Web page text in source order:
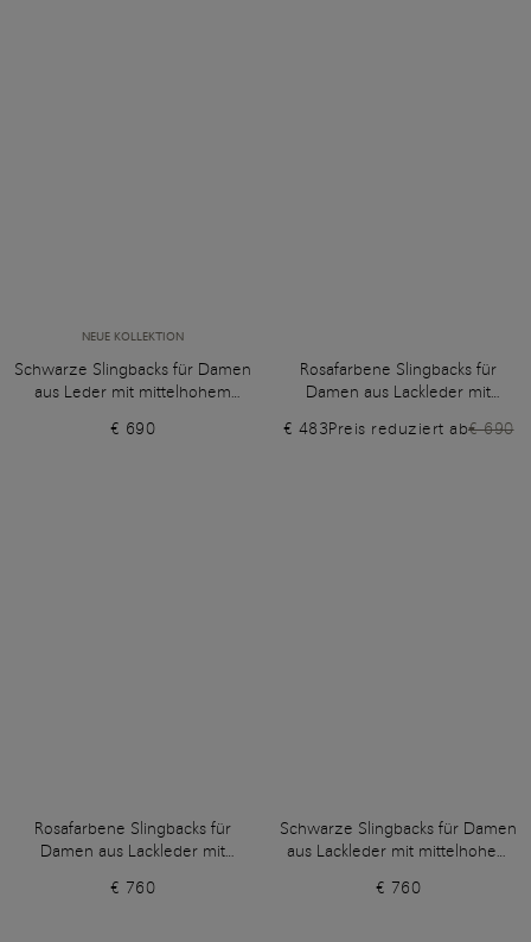
NEUE KOLLEKTION
Schwarze Slingbacks für Damen
aus Leder mit mittelhohem
€ 690
Rosafarbene Slingbacks für
Damen aus Lackleder mit
€ 483Preis reduziert ab€ 690
Rosafarbene Slingbacks für
Damen aus Lackleder mit
€ 760
Schwarze Slingbacks für Damen
aus Lackleder mit mittelhohem
€ 760